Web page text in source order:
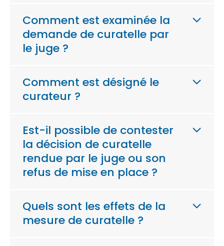
Comment est examinée la
demande de curatelle par
le juge ?
Comment est désigné le
curateur ?
Est-il possible de contester
la décision de curatelle
rendue par le juge ou son
refus de mise en place ?
Quels sont les effets de la
mesure de curatelle ?